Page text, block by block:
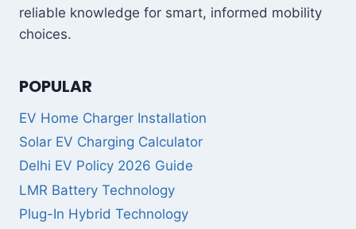
reliable knowledge for smart, informed mobility
choices.
POPULAR
EV Home Charger Installation
Solar EV Charging Calculator
Delhi EV Policy 2026 Guide
LMR Battery Technology
Plug-In Hybrid Technology